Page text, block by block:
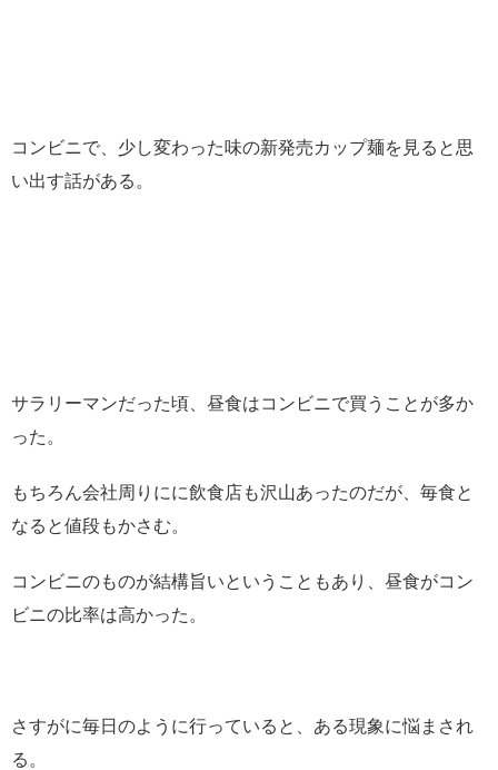
コンビニで、少し変わった味の新発売カップ麺を見ると思
い出す話がある。
サラリーマンだった頃、昼食はコンビニで買うことが多か
った。
もちろん会社周りにに飲食店も沢山あったのだが、毎食と
なると値段もかさむ。
コンビニのものが結構旨いということもあり、昼食がコン
ビニの比率は高かった。
さすがに毎日のように行っていると、ある現象に悩まされ
る。